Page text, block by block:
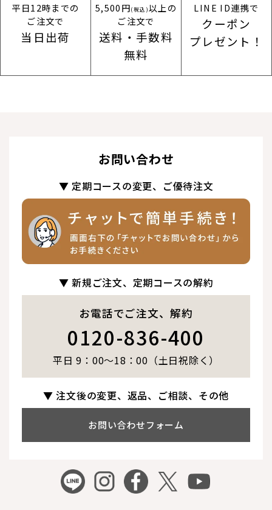
平日12時までの
ご注文で
当日出荷
5,500円(税込)以上の
ご注文で
送料・手数料
無料
LINE ID連携で
クーポン
プレゼント！
お問い合わせ
▼ 定期コースの変更、ご優待注文
▼ 新規ご注文、定期コースの解約
お電話でご注文、解約
0120-836-400
平日 9：00～18：00（土日祝除く）
▼ 注文後の変更、返品、ご相談、その他
お問い合わせフォーム